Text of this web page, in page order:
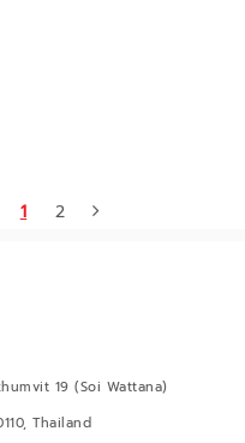
1
2
19 (Soi Wattana)
Thailand